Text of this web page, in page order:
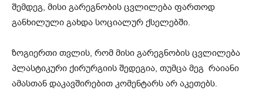
შემდეგ, მისი გარეგნობის ცვლილება ფართოდ
განხილული გახდა სოციალურ ქსელებში.
ზოგიერთი თვლის, რომ მისი გარეგნობის ცვლილება
პლასტიკური ქირურგიის შედეგია, თუმცა მეგ რაიანი
ამასთან დაკავშირებით კომენტარს არ აკეთებს.